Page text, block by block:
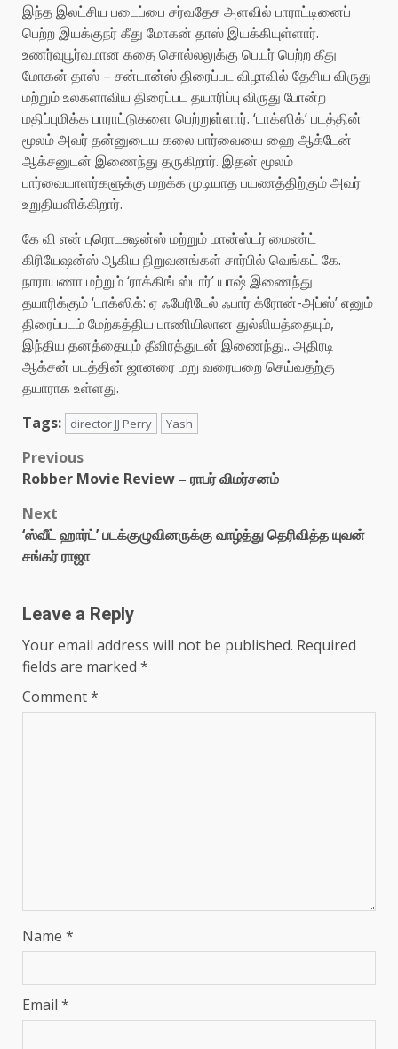
இந்த இலட்சிய படைப்பை சர்வதேச அளவில் பாராட்டினைப்
பெற்ற இயக்குநர் கீது மோகன் தாஸ் இயக்கியுள்ளார்.
உணர்வுபூர்வமான கதை சொல்லலுக்கு பெயர் பெற்ற கீது
மோகன் தாஸ் – சன்டான்ஸ் திரைப்பட விழாவில் தேசிய விருது
மற்றும் உலகளாவிய திரைப்பட தயாரிப்பு விருது போன்ற
மதிப்புமிக்க பாராட்டுகளை பெற்றுள்ளார். ‘டாக்ஸிக்’ படத்தின்
மூலம் அவர் தன்னுடைய கலை பார்வையை ஹை ஆக்டேன்
ஆக்சனுடன் இணைந்து தருகிறார். இதன் மூலம்
பார்வையாளர்களுக்கு மறக்க முடியாத பயணத்திற்கும் அவர்
உறுதியளிக்கிறார்.
கே வி என் புரொடக்ஷன்ஸ் மற்றும் மான்ஸ்டர் மைண்ட்
கிரியேஷன்ஸ் ஆகிய நிறுவனங்கள் சார்பில் வெங்கட் கே.
நாராயணா மற்றும் ‘ராக்கிங் ஸ்டார்’‌ யாஷ் இணைந்து
தயாரிக்கும் ‘டாக்ஸிக்: ஏ ஃபேரிடேல் ஃபார் க்ரோன்-அப்ஸ்’ எனும்
திரைப்படம் மேற்கத்திய பாணியிலான துல்லியத்தையும்,
இந்திய தனத்தையும் தீவிரத்துடன் இணைந்து.. அதிரடி
ஆக்சன் படத்தின் ஜானரை மறு வரையறை செய்வதற்கு
தயாராக உள்ளது.
Tags:
director JJ Perry Yash
Post
Previous
Robber Movie Review – ராபர் விமர்சனம்
Next
‘ஸ்வீட் ஹார்ட்’ படக்குழுவினருக்கு வாழ்த்து தெரிவித்த யுவன்
சங்கர் ராஜா
Leave a Reply
Your email address will not be published. Required
fields are marked *
Comment*
Name *
Email *